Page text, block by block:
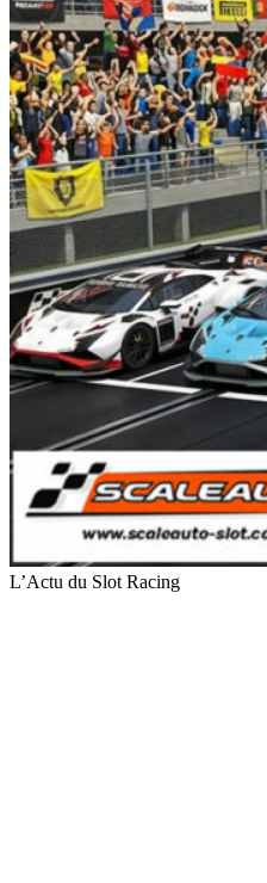
L’Actu du Slot Racing